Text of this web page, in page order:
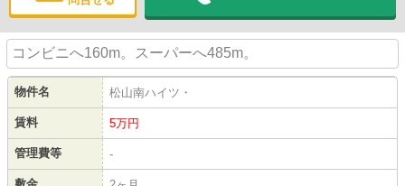
コンビニへ160m。スーパーへ485m。
物件名 松山南ハイツ・
賃料 5万円
管理費等 -